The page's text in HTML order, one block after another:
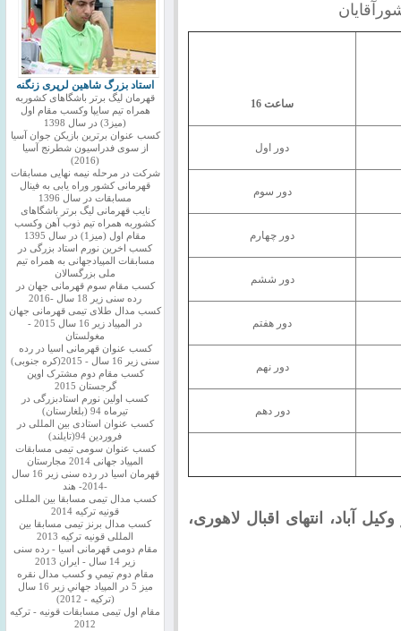
ساعت 16
دور اول
دور سوم
دور چهارم
دور ششم
دور هفتم
دور نهم
دور دهم
آباد، انتهای اقبال لاهوری،
استاد بزرگ شاهین لرپری زنگنه
قهرمان لیگ برتر باشگاهای کشوربه
همراه تیم سایپا وکسب مقام اول
(میز3) در سال 1398
کسب عنوان برترین بازیکن جوان آسیا
از سوی فدراسیون شطرنج آسیا
(2016)
شرکت در مرحله نیمه نهایی مسابقات
قهرمانی کشور وراه یابی به فینال
مسابقات در سال 1396
نایب قهرمانی لیگ برتر باشگاهای
کشوربه همراه تیم ذوب آهن وکسب
مقام اول (میز1) در سال 1395
کسب اخرین نورم استاد بزرگی در
مسابقات المپیادجهانی به همراه تیم
ملی بزرگسالان
کسب مقام سوم قهرمانی جهان در
رده سنی زیر 18 سال -2016
کسب مدال طلای تیمی قهرمانی جهان
در المپیاد زیر 16 سال 2015 -
مغولستان
کسب عنوان قهرمانی اسیا در رده
سنی زیر 16 سال - 2015(کره جنوبی)
کسب مقام دوم مشترک اوپن
گرجستان 2015
کسب اولین نورم استادبزرگی در
تیرماه 94 (بلغارستان)
کسب عنوان استادی بین المللی در
فروردین 94(تایلند)
کسب عنوان سومی تیمی مسابقات
المپیاد جهانی 2014 مجارستان
قهرمان اسیا در رده سنی زیر 16 سال
-2014- هند
کسب مدال تیمی مسابقا بین المللی
قونیه ترکیه 2014
کسب مدال برنز تیمی مسابقا بین
المللی قونیه ترکیه 2013
مقام دومی قهرمانی اسیا - رده سنی
زیر 14 سال - ایران 2013
مقام دوم تيمي و كسب مدال نقره
ميز 5 در المپياد جهاني زير 16 سال
(تركيه - 2012)
مقام اول تیمی مسابقات قونیه - ترکیه
2012